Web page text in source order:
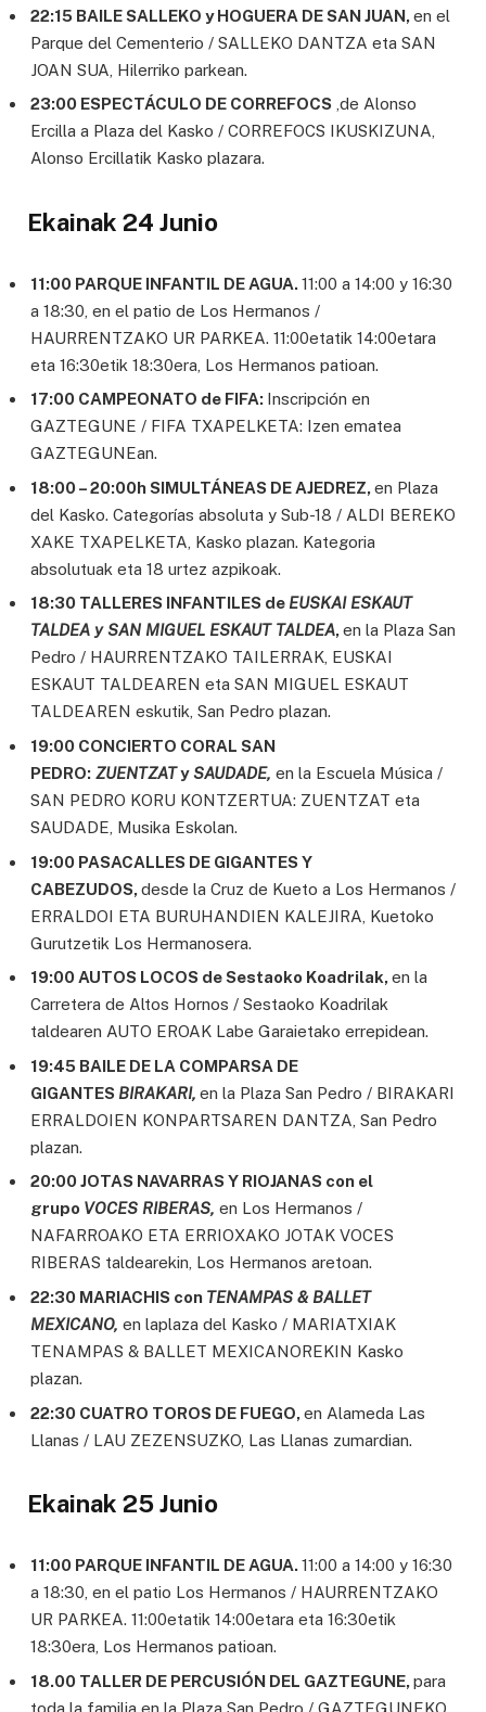
22:15 BAILE SALLEKO y HOGUERA DE SAN JUAN,en el
Parque del Cementerio / SALLEKO DANTZA eta SAN
JOAN SUA, Hilerriko parkean.
23:00 ESPECTÁCULO DE CORREFOCS ,de Alonso
Ercilla a Plaza del Kasko / CORREFOCS IKUSKIZUNA,
Alonso Ercillatik Kasko plazara.
Ekainak 24 Junio
11:00 PARQUE INFANTIL DE AGUA.11:00 a 14:00 y 16:30
a 18:30, en el patio de Los Hermanos /
HAURRENTZAKO UR PARKEA. 11:00etatik 14:00etara
eta 16:30etik 18:30era, Los Hermanos patioan.
17:00 CAMPEONATO de FIFA: Inscripción en
GAZTEGUNE / FIFA TXAPELKETA: Izen ematea
GAZTEGUNEan.
18:00 – 20:00h SIMULTÁNEAS DE AJEDREZ,en Plaza
del Kasko. Categorías absoluta y Sub-18 / ALDI BEREKO
XAKE TXAPELKETA, Kasko plazan. Kategoria
absolutuak eta 18 urtez azpikoak.
18:30 TALLERES INFANTILES de EUSKAI ESKAUT
TALDEA y SAN MIGUEL ESKAUT TALDEA,en la Plaza San
Pedro / HAURRENTZAKO TAILERRAK, EUSKAI
ESKAUT TALDEAREN eta SAN MIGUEL ESKAUT
TALDEAREN eskutik, San Pedro plazan.
19:00 CONCIERTO CORAL SAN
PEDRO: ZUENTZATySAUDADE, en la Escuela Música /
SAN PEDRO KORU KONTZERTUA: ZUENTZAT eta
SAUDADE, Musika Eskolan.
19:00 PASACALLES DE GIGANTES Y
CABEZUDOS,desde la Cruz de Kueto a Los Hermanos /
ERRALDOI ETA BURUHANDIEN KALEJIRA, Kuetoko
Gurutzetik Los Hermanosera.
19:00 AUTOS LOCOS de Sestaoko Koadrilak,en la
Carretera de Altos Hornos / Sestaoko Koadrilak
taldearen AUTO EROAK Labe Garaietako errepidean.
19:45 BAILE DE LA COMPARSA DE
GIGANTES BIRAKARI, en la Plaza San Pedro / BIRAKARI
ERRALDOIEN KONPARTSAREN DANTZA, San Pedro
plazan.
20:00 JOTAS NAVARRAS Y RIOJANAS con el
grupo VOCES RIBERAS, en Los Hermanos /
NAFARROAKO ETA ERRIOXAKO JOTAK VOCES
RIBERAS taldearekin, Los Hermanos aretoan.
22:30 MARIACHIS con TENAMPAS & BALLET
MEXICANO, en laplaza del Kasko / MARIATXIAK
TENAMPAS & BALLET MEXICANOREKIN Kasko
plazan.
22:30 CUATRO TOROS DE FUEGO,en Alameda Las
Llanas / LAU ZEZENSUZKO, Las Llanas zumardian.
Ekainak 25 Junio
11:00 PARQUE INFANTIL DE AGUA.11:00 a 14:00 y 16:30
a 18:30, en el patio Los Hermanos / HAURRENTZAKO
UR PARKEA. 11:00etatik 14:00etara eta 16:30etik
18:30era, Los Hermanos patioan.
18.00 TALLER DE PERCUSIÓN DEL GAZTEGUNE,para
toda la familia en la Plaza San Pedro / GAZTEGUNEKO